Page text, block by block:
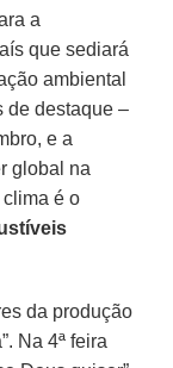
a
que sediará
ambiental
de destaque –
e a
global na
é o
da produção
Na 4ª feira